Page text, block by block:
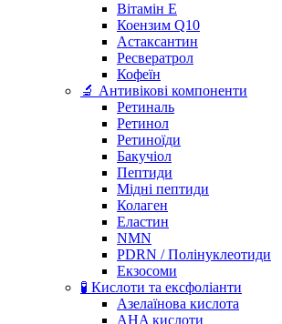
Вітамін Е
Коензим Q10
Астаксантин
Ресвератрол
Кофеїн
🔬 Антивікові компоненти
Ретиналь
Ретинол
Ретиноїди
Бакучіол
Пептиди
Мідні пептиди
Колаген
Еластин
NMN
PDRN / Полінуклеотиди
Екзосоми
🧪 Кислоти та ексфоліанти
Азелаїнова кислота
AHA кислоти